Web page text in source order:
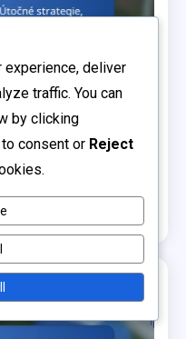
strategie,
experience, deliver
traffic. You can
by clicking
to consent or Reject